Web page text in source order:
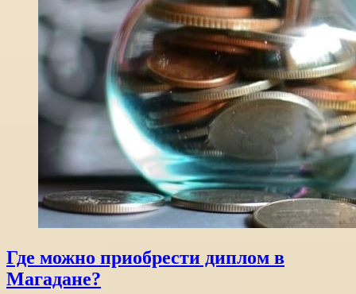
Где можно приобрести диплом в
Магадане?